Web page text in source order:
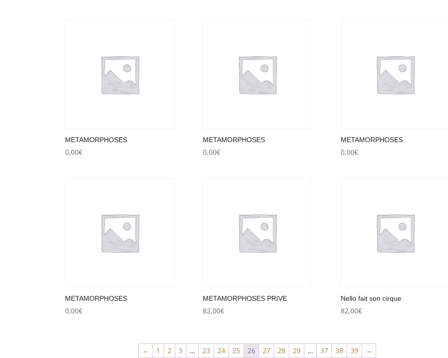
METAMORPHOSES
0,00€
METAMORPHOSES
0,00€
METAMORPHOSES
0,00€
METAMORPHOSES
0,00€
METAMORPHOSES PRIVE
82,00€
Nello fait son cirque
82,00€
← 1 2 3 … 23 24 25 26 27 28 29 … 37 38 39 →